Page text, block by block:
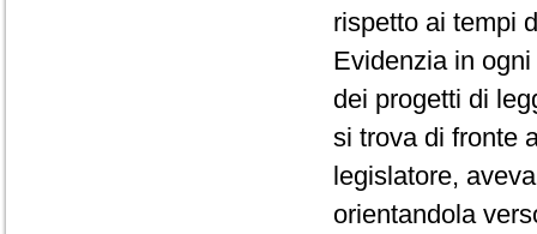
rispetto ai tempi
Evidenzia in
dei progetti di
si trova di fronte
legislatore,
orientandola